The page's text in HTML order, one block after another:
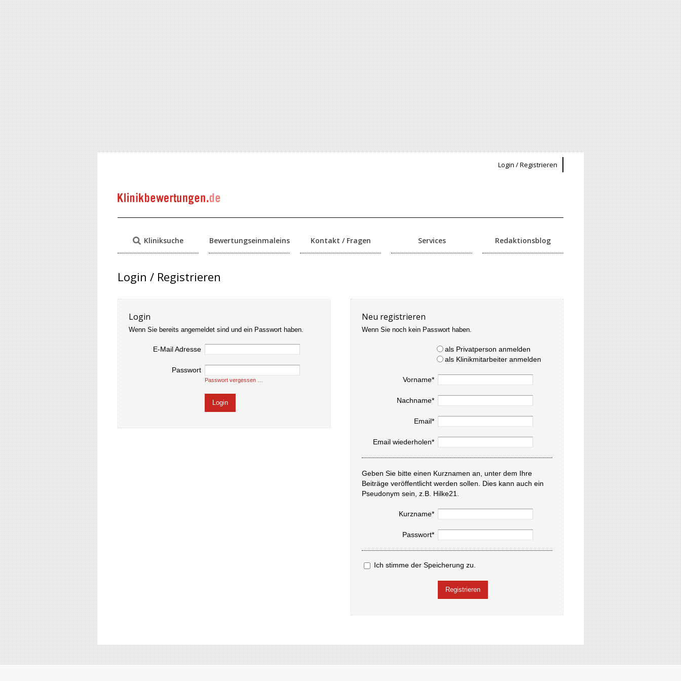
Login / Registrieren
Kliniksuche Bewertungseinmaleins Kontakt / Fragen Services Redaktionsblog
Login / Registrieren
Login
Wenn Sie bereits angemeldet sind und ein Passwort haben.
E-Mail Adresse
Passwort
Passwort vergessen …
Neu registrieren
Wenn Sie noch kein Passwort haben.
als Privatperson anmelden
als Klinikmitarbeiter anmelden
Vorname*
Nachname*
Email*
Email wiederholen*
Geben Sie bitte einen Kurznamen an, unter dem Ihre
Beiträge veröffentlicht werden sollen. Dies kann auch ein
Pseudonym sein, z.B. Hilke21.
Kurzname*
Passwort*
Ich stimme der Speicherung zu.